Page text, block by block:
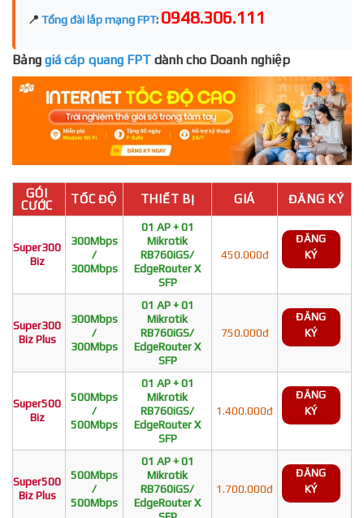
📍 Tổng đài lắp mạng FPT: 0948.306.111
Bảng giá cáp quang FPT dành cho Doanh nghiệp
GÓI
CƯỚC
TỐC ĐỘ THIẾT BỊ GIÁ ĐĂNG KÝ
Super300
Biz
300Mbps
/
300Mbps
01 AP + 01
Mikrotik
RB760iGS/
EdgeRouter X
SFP
450.000đ
ĐĂNG
KÝ
Super300
Biz Plus
300Mbps
/
300Mbps
01 AP + 01
Mikrotik
RB760iGS/
EdgeRouter X
SFP
750.000đ
ĐĂNG
KÝ
Super500
Biz
500Mbps
/
500Mbps
01 AP + 01
Mikrotik
RB760iGS/
EdgeRouter X
SFP
1.400.000đ
ĐĂNG
KÝ
Super500
Biz Plus
500Mbps
/
500Mbps
01 AP + 01
Mikrotik
RB760iGS/
EdgeRouter X
1.700.000đ
ĐĂNG
KÝ